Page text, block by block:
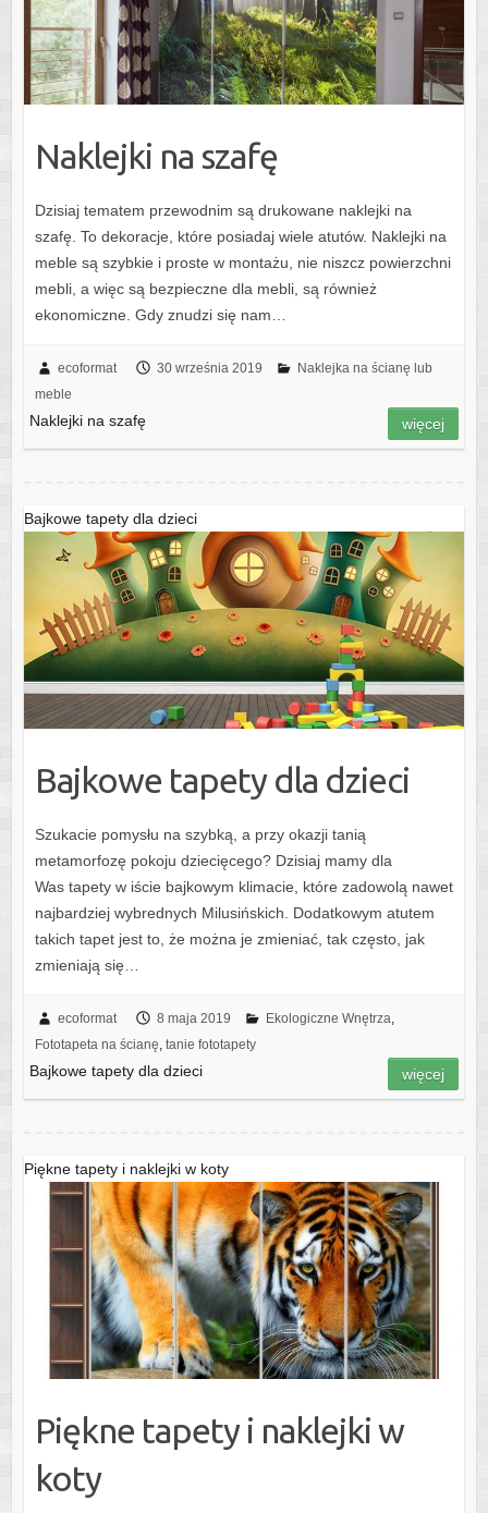
Naklejki na szafę
Dzisiaj tematem przewodnim są drukowane naklejki na
szafę. To dekoracje, które posiadaj wiele atutów. Naklejki na
meble są szybkie i proste w montażu, nie niszcz powierzchni
mebli, a więc są bezpieczne dla mebli, są również
ekonomiczne. Gdy znudzi się nam…
ecoformat 30 września 2019
Naklejka na ścianę lub
meble
Naklejki na szafę więcej
Bajkowe tapety dla dzieci
Bajkowe tapety dla dzieci
Szukacie pomysłu na szybką, a przy okazji tanią
metamorfozę pokoju dziecięcego? Dzisiaj mamy dla
Was tapety w iście bajkowym klimacie, które zadowolą nawet
najbardziej wybrednych Milusińskich. Dodatkowym atutem
takich tapet jest to, że można je zmieniać, tak często, jak
zmieniają się…
ecoformat 8 maja 2019 Ekologiczne Wnętrza,
Fototapeta na ścianę, tanie fototapety
Bajkowe tapety dla dzieci więcej
Piękne tapety i naklejki w koty
Piękne tapety i naklejki w
koty